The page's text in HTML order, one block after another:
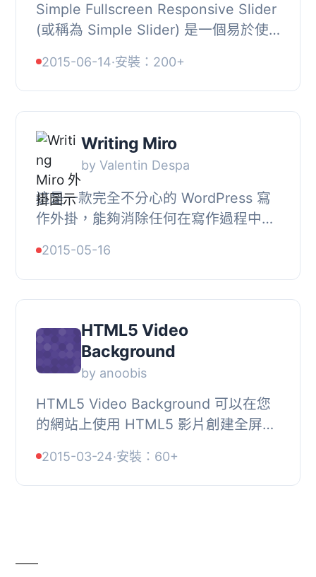
Simple Fullscreen Responsive Slider
(或稱為 Simple Slider) 是一個易於使
在為您的首頁添加全螢幕的幻燈片展
示。它支援...
2015-06-14·安裝：200+
Writing Miro
by Valentin Despa
這是一款完全不分心的 WordPress 寫
作外掛，能夠消除任何在寫作過程中的
給這款外掛處理。, 其一些特點包括：,
, “...
2015-05-16
HTML5 Video
Background
by anoobis
HTML5 Video Background 可以在您
的網站上使用 HTML5 影片創建全屏幕
支援 HTML5 影片，它會自動切換到帶
鏈接的圖像。
2015-03-24·安裝：60+